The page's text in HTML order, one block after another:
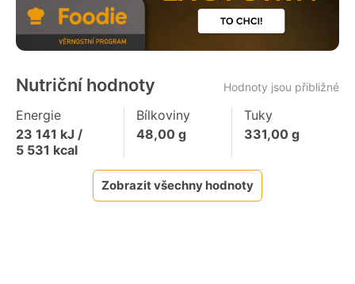
Nutriční hodnoty Hodnoty jsou přibližné
Energie
23 141 kJ /
5 531 kcal
Bílkoviny
48,00g
Tuky
331,00g
Zobrazit všechny hodnoty